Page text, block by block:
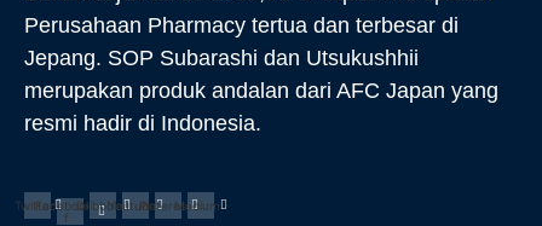
Perusahaan Pharmacy tertua dan terbesar di
Jepang. SOP Subarashi dan Utsukushhii
merupakan produk andalan dari AFC Japan yang
resmi hadir di Indonesia.
TwitterFacebook-
f
DribbbleYoutubePinterestMedium